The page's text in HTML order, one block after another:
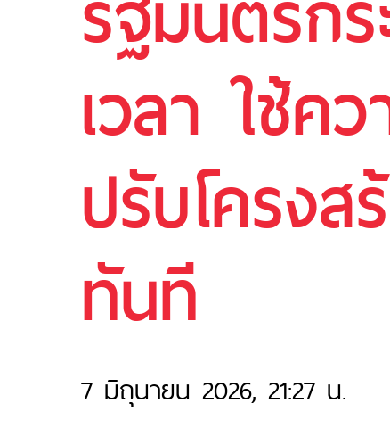
เวลา ใช้ค
ปรับโครง
ทันที
7 มิถุนายน 2026, 21:27 น.